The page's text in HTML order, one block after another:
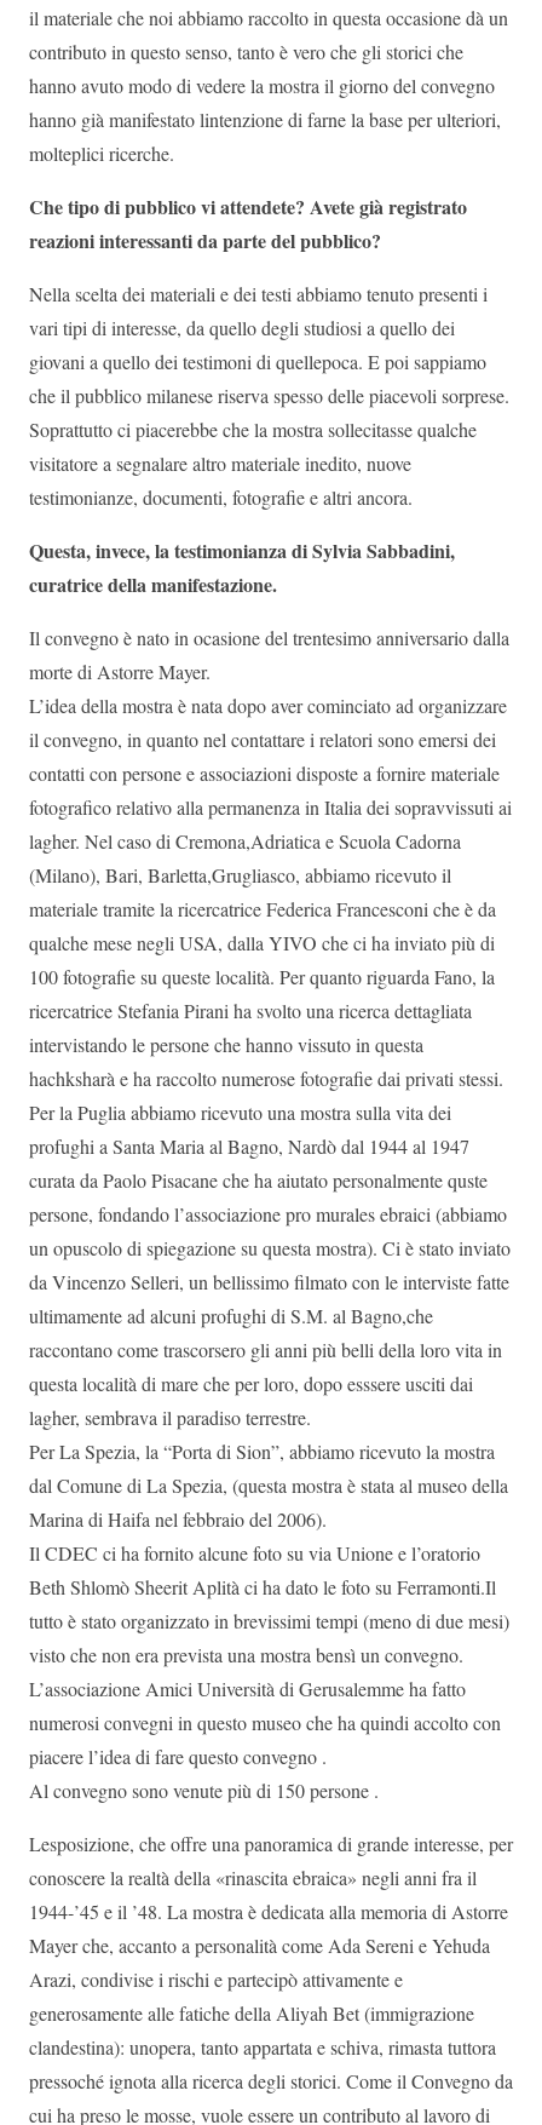
il materiale che noi abbiamo raccolto in questa occasione dà un
contributo in questo senso, tanto è vero che gli storici che
hanno avuto modo di vedere la mostra il giorno del convegno
hanno già manifestato lintenzione di farne la base per ulteriori,
molteplici ricerche.
Che tipo di pubblico vi attendete? Avete già registrato
reazioni interessanti da parte del pubblico?
Nella scelta dei materiali e dei testi abbiamo tenuto presenti i
vari tipi di interesse, da quello degli studiosi a quello dei
giovani a quello dei testimoni di quellepoca. E poi sappiamo
che il pubblico milanese riserva spesso delle piacevoli sorprese.
Soprattutto ci piacerebbe che la mostra sollecitasse qualche
visitatore a segnalare altro materiale inedito, nuove
testimonianze, documenti, fotografie e altri ancora.
Questa, invece, la testimonianza di Sylvia Sabbadini,
curatrice della manifestazione.
Il convegno è nato in ocasione del trentesimo anniversario dalla
morte di Astorre Mayer.
L’idea della mostra è nata dopo aver cominciato ad organizzare
il convegno, in quanto nel contattare i relatori sono emersi dei
contatti con persone e associazioni disposte a fornire materiale
fotografico relativo alla permanenza in Italia dei sopravvissuti ai
lagher. Nel caso di Cremona,Adriatica e Scuola Cadorna
(Milano), Bari, Barletta,Grugliasco, abbiamo ricevuto il
materiale tramite la ricercatrice Federica Francesconi che è da
qualche mese negli USA, dalla YIVO che ci ha inviato più di
100 fotografie su queste località. Per quanto riguarda Fano, la
ricercatrice Stefania Pirani ha svolto una ricerca dettagliata
intervistando le persone che hanno vissuto in questa
hachksharà e ha raccolto numerose fotografie dai privati stessi.
Per la Puglia abbiamo ricevuto una mostra sulla vita dei
profughi a Santa Maria al Bagno, Nardò dal 1944 al 1947
curata da Paolo Pisacane che ha aiutato personalmente quste
persone, fondando l’associazione pro murales ebraici (abbiamo
un opuscolo di spiegazione su questa mostra). Ci è stato inviato
da Vincenzo Selleri, un bellissimo filmato con le interviste fatte
ultimamente ad alcuni profughi di S.M. al Bagno,che
raccontano come trascorsero gli anni più belli della loro vita in
questa località di mare che per loro, dopo esssere usciti dai
lagher, sembrava il paradiso terrestre.
Per La Spezia, la “Porta di Sion”, abbiamo ricevuto la mostra
dal Comune di La Spezia, (questa mostra è stata al museo della
Marina di Haifa nel febbraio del 2006).
Il CDEC ci ha fornito alcune foto su via Unione e l’oratorio
Beth Shlomò Sheerit Aplità ci ha dato le foto su Ferramonti.Il
tutto è stato organizzato in brevissimi tempi (meno di due mesi)
visto che non era prevista una mostra bensì un convegno.
L’associazione Amici Università di Gerusalemme ha fatto
numerosi convegni in questo museo che ha quindi accolto con
piacere l’idea di fare questo convegno .
Al convegno sono venute più di 150 persone .
Lesposizione, che offre una panoramica di grande interesse, per
conoscere la realtà della «rinascita ebraica» negli anni fra il
1944-’45 e il ’48. La mostra è dedicata alla memoria di Astorre
Mayer che, accanto a personalità come Ada Sereni e Yehuda
Arazi, condivise i rischi e partecipò attivamente e
generosamente alle fatiche della Aliyah Bet (immigrazione
clandestina): unopera, tanto appartata e schiva, rimasta tuttora
pressoché ignota alla ricerca degli storici. Come il Convegno da
cui ha preso le mosse, vuole essere un contributo al lavoro di